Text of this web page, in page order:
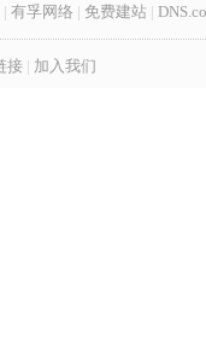
| 有孚网络 | 免费建站 |
接 | 加入我们